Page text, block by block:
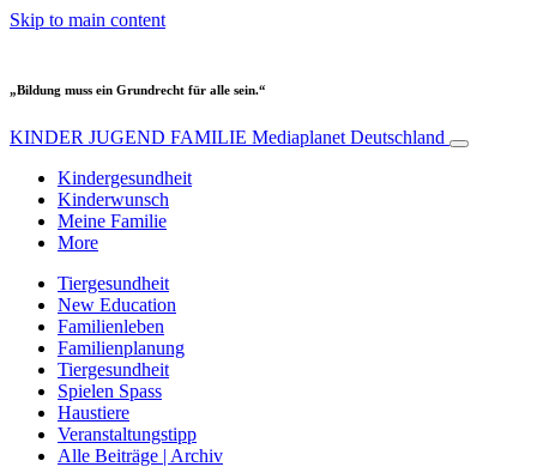
Skip to main content
„Bildung muss ein Grundrecht für alle sein.“
KINDER JUGEND FAMILIE Mediaplanet Deutschland
Kindergesundheit
Kinderwunsch
Meine Familie
More
Tiergesundheit
New Education
Familienleben
Familienplanung
Tiergesundheit
Spielen Spass
Haustiere
Veranstaltungstipp
Alle Beiträge | Archiv